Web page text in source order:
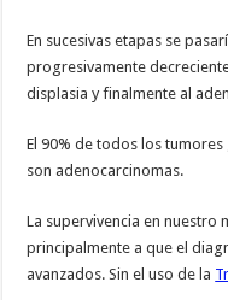
En sucesivas etapas se
progresivamente
displasia y finalmente al
El 90% de todos los
son adenocarcinomas.
La supervivencia en nuestro
principalmente a que el
avanzados. Sin el uso de la